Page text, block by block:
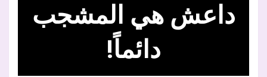
داعش هي المشجب
دائماً!